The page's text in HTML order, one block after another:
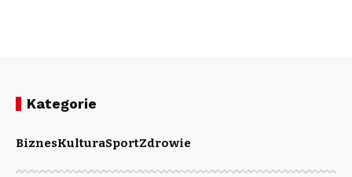
Kategorie
BiznesKulturaSportZdrowie